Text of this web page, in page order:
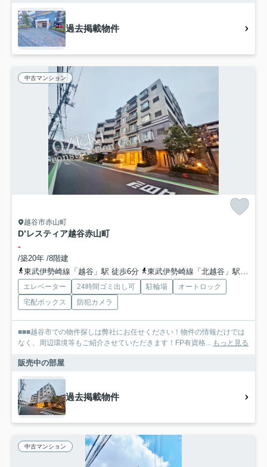
過去掲載物件
中古マンション
越谷市赤山町
D’レスティア越谷赤山町
-
/築20年 /8階建
東武伊勢崎線「越谷」駅 徒歩6分
東武伊勢崎線「北越谷」駅 徒歩20分
エレベーター 24時間ゴミ出し可 駐輪場
オートロック
宅配ボックス
防犯カメラ
■■■越谷市での物件探しは弊社にお任せください！物件の情報だけでは
なく、周辺環境等もご紹介させていただきます！FP有資格... もっと見る
販売中の部屋
過去掲載物件
中古マンション